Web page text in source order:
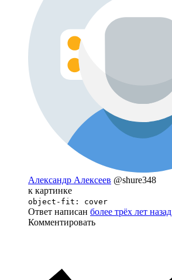
Александр Алексеев @shure348
к картинке
object-fit: cover
Ответ написан более трёх лет назад
Комментировать